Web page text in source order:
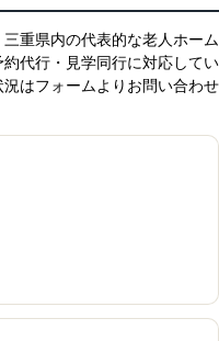
重県内の代表的な老人ホーム
代行・見学同行に対応してい
はフォームよりお問い合わせ